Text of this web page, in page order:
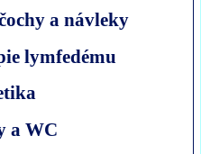
a návleky
lymfedému
a WC